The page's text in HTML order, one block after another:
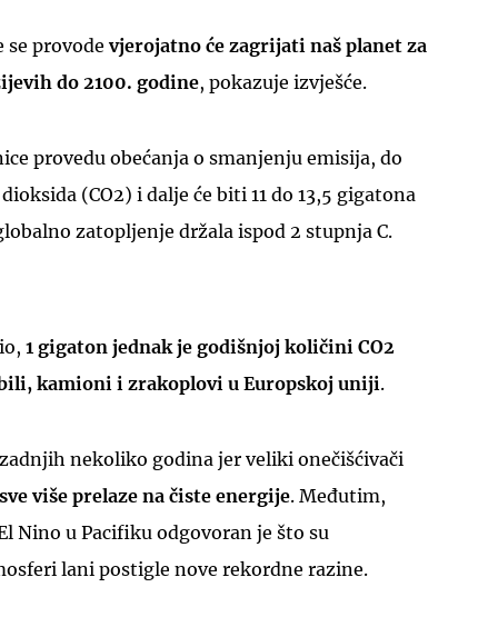
se provodevjerojatno će zagrijati naš planet za
do 2100. godine, pokazuje izvješće.
provedu obećanja o smanjenju emisija, do
(CO2) i dalje će biti 11 do 13,5 gigatona
zatopljenje držala ispod 2 stupnja C.
1 gigaton jednak je godišnjoj količini CO2
kamioni i zrakoplovi u Europskoj uniji.
nekoliko godina jer veliki onečišćivači
više prelaze na čiste energije. Međutim,
Nino u Pacifiku odgovoran je što su
lani postigle nove rekordne razine.